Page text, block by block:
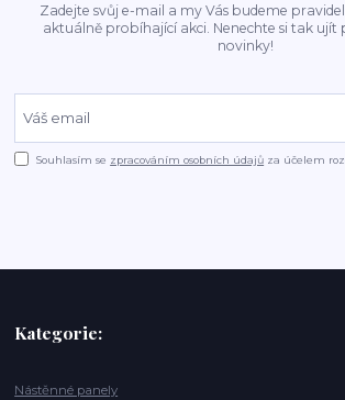
Zadejte svůj e-mail a my Vás budeme
aktuálně probíhající akci. Nenechte si tak ujít
novinky!
Souhlasím se zpracováním osobních údajů za účelem
Kategorie:
Nástěnné panely